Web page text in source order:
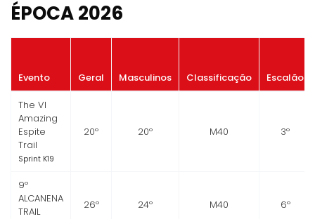
ÉPOCA 2026
Evento Geral Masculinos Classificação Escalão
The VI
Amazing
Espite
Trail
Sprint K19
20º 20º M40 3º
9º
ALCANENA
TRAIL
26º 24º M40 6º